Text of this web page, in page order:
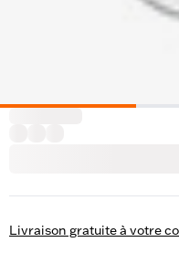
Livraison gratuite à votre